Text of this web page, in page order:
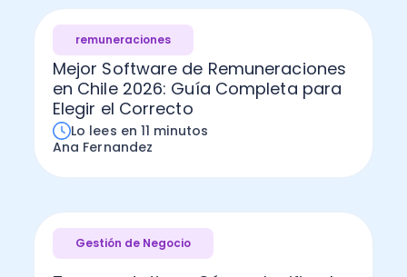
remuneraciones
Mejor Software de Remuneraciones
en Chile 2026: Guía Completa para
Elegir el Correcto
Lo lees en 11 minutos
Ana Fernandez
Gestión de Negocio